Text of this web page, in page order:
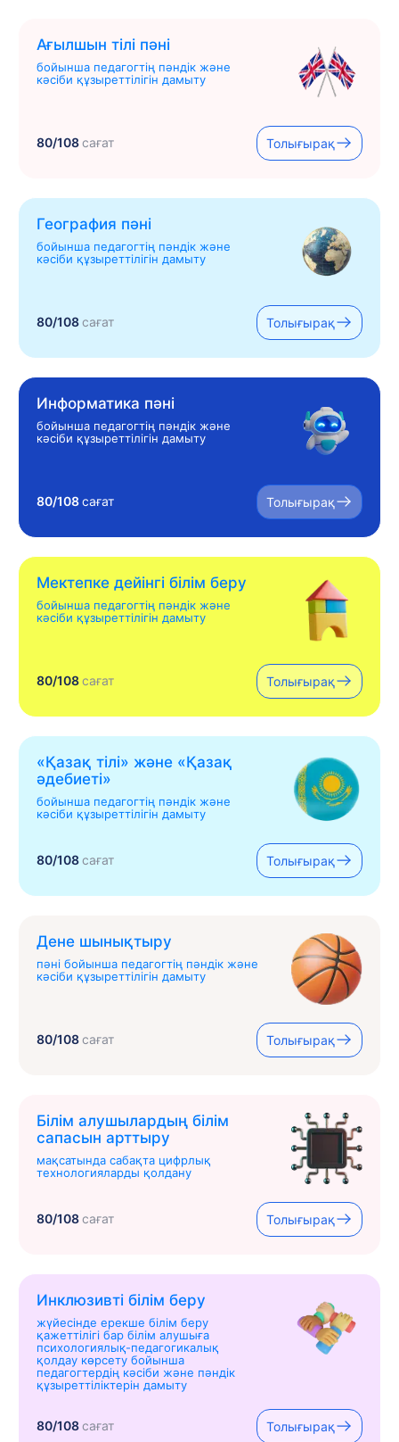
Ағылшын тілі пәні
бойынша педагогтің пәндік және
кәсіби құзыреттілігін дамыту
80/108сағат Толығырақ
География пәні
бойынша педагогтің пәндік және
кәсіби құзыреттілігін дамыту
80/108сағат Толығырақ
Информатика пәні
бойынша педагогтің пәндік және
кәсіби құзыреттілігін дамыту
80/108сағат Толығырақ
Мектепке дейінгі білім беру
бойынша педагогтің пәндік және
кәсіби құзыреттілігін дамыту
80/108сағат Толығырақ
«Қазақ тілі» жəне «Қазақ
əдебиеті»
бойынша педагогтің пәндік және
кәсіби құзыреттілігін дамыту
80/108сағат Толығырақ
Дене шынықтыру
пәні бойынша педагогтің пәндік және
кәсіби құзыреттілігін дамыту
80/108сағат Толығырақ
Білім алушылардың білім
сапасын арттыру
мақсатында сабақта цифрлық
технологияларды қолдану
80/108сағат Толығырақ
Инклюзивті білім беру
жүйесінде ерекше білім беру
қажеттілігі бар білім алушыға
психологиялық-педагогикалық
қолдау көрсету бойынша
педагогтердің кәсіби және пәндік
құзыреттіліктерін дамыту
80/108сағат Толығырақ